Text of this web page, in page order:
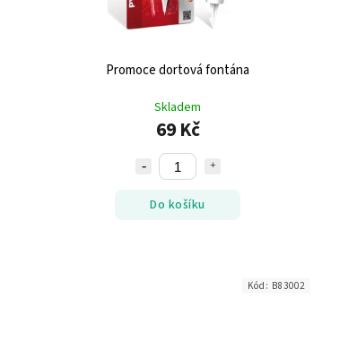
Promoce dortová fontána
Skladem
69 Kč
Do košíku
Kód: B83002